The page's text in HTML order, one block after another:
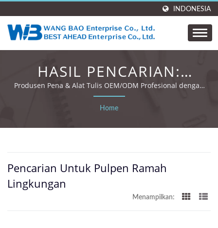
INDONESIA
HASIL PENCARIAN:
PULPEN RAMAH
LINGKUNGAN | WANG
BAO ENTERPRISE. CO.,
Produsen Pena & Alat Tulis OEM/ODM Profesional dengan
35 Tahun Pengalaman dan Sertifikasi Global.
Home
Pencarian Untuk Pulpen Ramah
Lingkungan
Menampilkan: